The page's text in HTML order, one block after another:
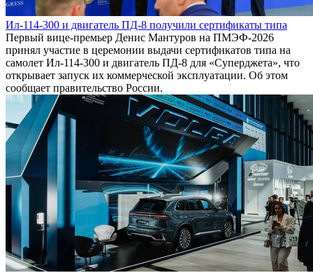
Ил-114-300 и двигатель ПД-8 получили сертификаты типа
Первый вице-премьер Денис Мантуров на ПМЭФ-2026
принял участие в церемонии выдачи сертификатов типа на
самолет Ил-114-300 и двигатель ПД-8 для «Суперджета», что
открывает запуск их коммерческой эксплуатации. Об этом
сообщает правительство России.